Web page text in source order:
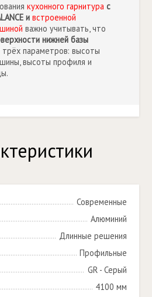
кухонного гарнитура с
и встроенной
важно учитывать, что
нижней базы
трёх параметров: высоты
высоты профиля и
Современные
Алюминий
Длинные решения
Профильные
GR - Серый
4100 мм